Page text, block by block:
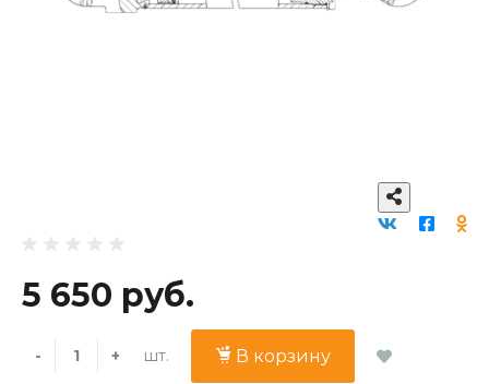
5 650 руб.
- + шт. В корзину